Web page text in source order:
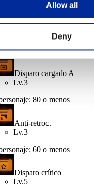
Allow all
Deny
de evento
100 o menos
Disparo cargado A
Lv.3
80 o menos
Anti-retroc.
Lv.3
60 o menos
Disparo crítico
Lv.5